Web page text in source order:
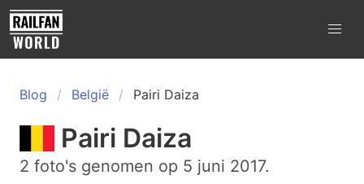
Blog België Pairi Daiza
Pairi Daiza
2 foto's genomen op 5 juni 2017.